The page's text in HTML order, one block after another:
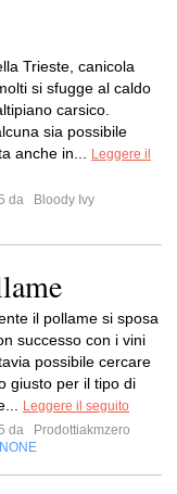
Trieste, canicola
si sfugge al caldo
carsico.
sia possibile
anche in...
Leggere il
da
Bloody Ivy
il pollame si sposa
successo con i vini
possibile cercare
giusto per il tipo di
Leggere il seguito
da
Prodottiakmzero
NONE